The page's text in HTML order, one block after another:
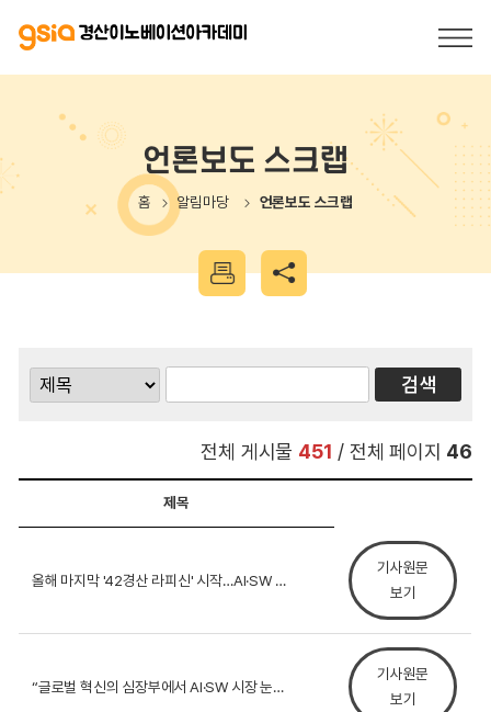
언론보도 스크랩
홈 알림마당 언론보도 스크랩
전체 게시물 451 / 전체 페이지 46
제목
올해 마지막 '42경산 라피신' 시작…AI·SW 실전형...
기사원문
보기
“글로벌 혁신의 심장부에서 AI·SW 시장 눈뜨다”… ...
기사원문
보기